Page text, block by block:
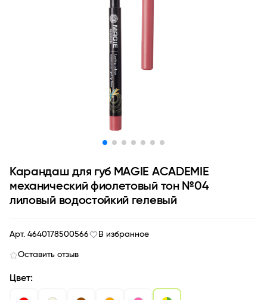
Карандаш для губ MAGIE ACADEMIE
механический фиолетовый тон №04
лиловый водостойкий гелевый
Арт. 4640178500566 В избранное
Оставить отзыв
Цвет: